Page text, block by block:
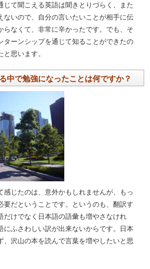
じて聞こえる英語は聞きとりづらく、また
ないので、自分の言いたいことが相手に伝
らなくて、非常に辛かったです。でも、そ
ターンシップを通じて知ることができたの
思います。
中で勉強になったことは何ですか？
感じたのは、意外かもしれませんが、もっ
要だということです。というのも、翻訳す
だけでなく日本語の語彙も増やさなけれ
にふさわしい訳が出来ないからです。日本
、沢山の本を読んで言葉を増やしたいと思